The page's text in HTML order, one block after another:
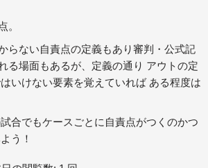
。
らない自責点の定義もあり審判・公式記
る場面もあるが、定義の通り アウトの定
いけない要素を覚えていれば ある程度は
合でもケースごとに自責点がつくのかつ
う！